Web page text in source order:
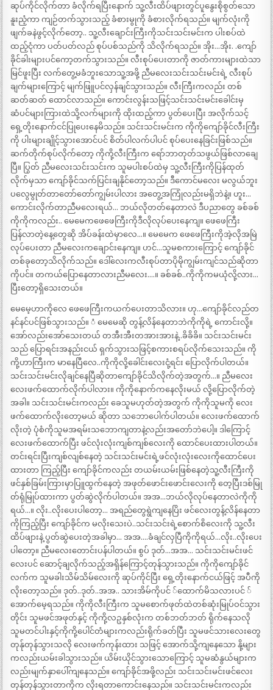
ဆုပ်ကိုင်လိုက်တာ ခံလိုက်ရပြီးနောက် သူ့လီးထိပ်ဖျားတွင်ပူနွေးစိုစွတ်သော
နူးညံ့ကာ ကျဉ်တက်သွားသည့် ခံစားမွုကို ခံစားလိုက်ရသည်။ မျက်လုံးကို
ဖျက်ခနဲဖွင့်လိုက်တော့.. သူ့လီးချောင်းကြီးကိုသင်းသင်းမင်းက ပါးစပ်ထဲ
ထည့်ငုံကာ ပတ်ပတ်လည် စုပ်ပစ်သည်ကို သိလိုက်ရသည်။ အိုး…အိုး. .ကျော်
ခိုင်ခါးများပင်ကော့တက်သွားသည်။ လီးစုပ်ပေးတာကို ဇာတ်ကားများထဲသာ
မြင်ဖူးပြီး လက်တွေ့မခံဘူးသောသူ့အဖို့ ညီမလေးသင်းသင်းမင်းရဲ့ လီးစုပ်
ချက်များကြောင့် မျက်ဖြူပင်လှန်ချင်သွားသည်။ လီးကြီးကလည်း တစ်
ဆတ်ဆတ် ထောင်လာသည်။ ကောင်းလွန်းသဖြင့်သင်းသင်းမင်းခေါင်းမှ
ဆံပင်များကြားထဲသို့လက်များကို ထိုးထည့်ကာ ပွတ်ပေးပြီး အလိုက်သင့်
ရှေ့တိုးနောက်ငင်ပြုပေးနေမိသည်။ သင်းသင်းမင်းက ကိုကိုကျော်ခိုင်လီးကြီး
ကို ပါးများချိုင့်သွားအောင်ပင် စိတ်ပါလက်ပါပင် စုပ်ပေးနေခြင်းဖြစ်သည်။
ဆက်တိုက်စုပ်လိုက်တော့ ကိုကို့လီးကြီးက ရော်ဘာတုတ်သဖွယ်ဖြစ်လာချေ
ပြီ။ ပြွတ် ညီမလေးသင်းသင်းက သူမပါးစပ်ထဲမှ သူ့လီးကြီးကိုပြန်ထုတ်
လိုက်မှသာ ကျော်ခိုင်သက်ပြင်းချနိုင်တော့သည်။ ဒီကောင်မလေး မလွယ်ဘူး
ပလွေမွုတ်တာတော်တော်ကျွမ်းပါလား အတွေ့အကြုံလည်းမရှိဘဲနဲ့။ ဟူး…
ကောင်းလိုက်တာညီမလေးရယ်… ဘယ်လိုတတ်နေတာလဲ ဒီပညာတွေ ခစ်ခစ်
ကိုကိုကလည်း.. မေမေကဖေဖေကြီးကိုဒီလိုလုပ်ပေးနေကျ။ ဖေဖေကြီး
ပြန်လာတဲ့နေ့တွေဆို အိပ်ခန်းထဲမှာလေ…။ မေမေက ဖေဖေကြီးကိုအဲ့လိုအမြဲ
လုပ်ပေးတာ ညီမလေးကချောင်းနေကျ။ ဟင်…သူမစကားကြောင့် ကျော်ခိုင်
တစ်ခုတော့သိလိုက်သည်။ ဒေါ်လေးကလီးစုပ်တာပိုမိုကျွမ်းကျင်သည်ဆိုတာ
ကိုပင်။ တကယ်ပြောနေတာလားညီမလေး….။ ခစ်ခစ်..ကိုကိုကမယုံလို့လား…
ပြီးတော့ရှိသေးတယ်။
မေမေ့ဟာကိုလေ ဖေဖေကြီးကယက်ပေးတာသိလား။ ဟု…ကျော်ခိုင်လည်တ
နင်နင်ပင်ဖြစ်သွားသည်။ ံ မေမေဆို တွန့်လိန်နေတာဘဲကိုကိုရဲ့ ကောင်းလို့။
အော်လည်းအော်သေးတယ် တအီးအီးတအားအားနဲ့..ခိခိခိ။ သင်းသင်းမင်း
သည် ပြောရင်းအနည်းငယ် ရှက်သွားသဖြင့်စကားစရပ်လိုက်သေးသည်။ ကို
ကို့ဟာကြီးက မာနေပြီလေ..ကိုကိုလို့ခေါင်းလေးငုံ့ရင်း ပြောလိုက်ပါတယ်။
သင်းသင်းမင်းလိုချင်နေပြီဆိုတာကျော်ခိုင်သိလိုက်တဲ့အတွက်…။ ညီမလေး
လေးဖက်ထောက်လိုက်ပါလား။ ကိုကိုနောက်ကနေလိုးမယ် လို့ပြောလိုက်တဲ့
အခါ။ သင်းသင်းမင်းကလည်း ခေသူမဟုတ်တဲ့အတွက် ကိုကိုသူမကို လေး
ဖက်ထောက်လိုးတော့မယ် ဆိုတာ သဘောပေါက်ပါတယ်။ လေးဖက်ထောက်
လိုးတဲ့ ပုံစံကိုသူမအရမ်းသဘောကျတာနဲ့လည်းအတော်ဘဲပေါ့။ ဒါကြောင့်
လေးဖက်ထောက်ပြီး ဖင်လုံးလုံးကျစ်ကျစ်လေးကို ထောင်ပေးထားပါတယ်။
တင်းရင်းပြီးကျစ်လျစ်နေတဲ့ သင်းသင်းမင်းရဲ့ဖင်လုံးလုံးလေးကိုထောင်ပေး
ထားတာ ကြည့်ပြီး ကျော်ခိုင်ကလည်း တယမ်းယမ်းဖြစ်နေတဲ့သူ့လီးကြီးကို
ဖင်နှစ်ခြမ်းကြားမှာပြူထွက်နေတဲ့ အဖုတ်ဖောင်းဖောင်းလေးကို တေ့ပြီးဒစ်မြု
တ်ရုံမြုပ်ထားကာ ပွတ်ဆွဲလိုက်ပါတယ်။ အအ…ဘယ်လိုလုပ်နေတာလဲကိုကို
ရယ်…။ လိုး..လိုးပေးပါတော့… အရည်တွေရွဲကျနေပြိး ဖင်လေးတွန့်လိန်နေတာ
ကိုကြည့်ပြီး ကျော်ခိုင်က မလိုးသေးပဲ..သင်းသင်းရဲ့စောက်စိလေးကို သူ့လီး
ထိပ်ဖျားနဲ့ ပွတ်ဆွဲပေးတဲ့အခါမှာ… အအ….ခံချင်လှပြီကိုကိုရယ်…လိုး..လိုးပေး
ပါတော့။ ညီမလေးတောင်းပန်ပါတယ်။ စွပ် ဒုတ်…အအ… သင်းသင်းမင်းဖင်
လေးပင် ဆောင့်ချလိုက်သည့်အရှိန်ကြောင့်တုန်သွားသည်။ ကိုကိုကျော်ခိုင်
လက်က သူမခါးသိမ်သိမ်လေးကို ဆုပ်ကိုင်ပြီး ရှေ့တိုးနောက်ငယ်ဖြင့် အပီကို
လိုးတော့သည်။ ဒုတ်..ဒုတ်..အအ.. သားအိမ်ကိုပင် ်ထောက်မိသလားပင် ်
အောက်မေ့ရသည်။ ကိုကိုလီးကြီးက သူမစောက်ဖုတ်ထဲတစ်ဆုံးမြုပ်ဝင်သွား
တိုင်း သူမဖင်အဖုတ်နှင့် ကိုကို့လဥနှစ်လုံးက တစ်ဘတ်ဘတ် ရိုက်နေသလို
သူမတင်ပါးနှင့်ကိုကို့ပေါင်တံများကလည်းရိုက်ခတ်ပြီး သူမဖင်သားလေးတွေ
တုန်ုတုန်သွားသလို လေးဖက်ကုန်းထား သဖြင့် အောက်သို့ကျနေသော နို့များ
ကလည်းယမ်းခါသွားသည်။ ယိမ်းယိုင်သွားသောကြောင့် သူမဆံနွယ်များက
လည်းမျက်နှာပေါ်ကျနေသည်။ ကျော်ခိုင်အဖို့လည်း သင်းသင်းမင်းဖင်လေး
တုန်တုန်သွားတာကိုက လိုးရတာကောင်းနေသည်။ သင်းသင်းမင်းကလည်း